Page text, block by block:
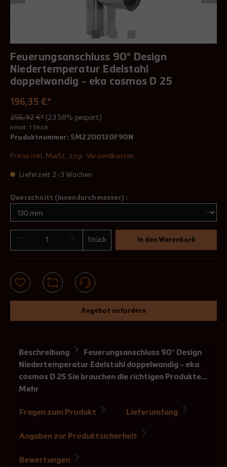
Feuerungsanschluss 90° Design
Niedertemperatur Edelstahl
doppelwandig - eka cosmos D 25
196,35 €*
256,92 €* (23.58% gespart)
Inhalt: 1 Stück
Produktnummer: SM2200130F90N
Preise inkl. MwSt. zzgl. Versandkosten
Lieferzeit 2-3 Wochen
Querschnitt (Innendurchmesser) :
Stück In den Warenkorb
Angebot anfordern
Beschreibung
Feuerungsanschluss 90° Design
Niedertemperatur Edelstahl doppelwandig - eka
cosmos D 25 Sie brauchen die richtigen Produkte…
Mehr
Fragen zum Produkt Lieferumfang
Angaben zur Produktsicherheit
Bewertungen